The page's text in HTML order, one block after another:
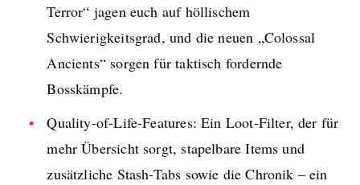
Terror“ jagen euch auf höllischem
Schwierigkeitsgrad, und die neuen „Colossal
Ancients“ sorgen für taktisch fordernde
Bosskämpfe.
Quality-of-Life-Features: Ein Loot-Filter, der für
mehr Übersicht sorgt, stapelbare Items und
zusätzliche Stash-Tabs sowie die Chronik – ein